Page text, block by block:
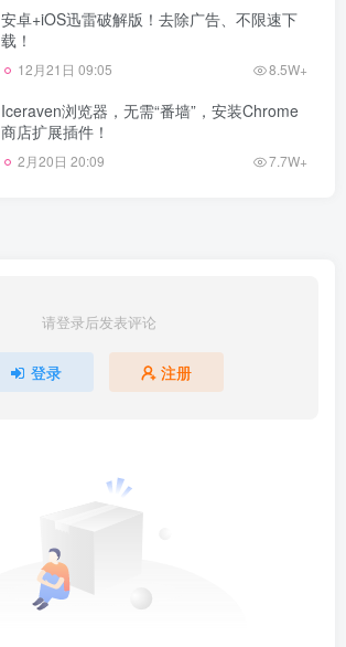
安卓+iOS迅雷破解版！去除广告、不限速下
载！
12月21日 09:05 8.5W+
Iceraven浏览器，无需“番墙”，安装Chrome
商店扩展插件！
2月20日 20:09 7.7W+
请登录后发表评论
登录 注册